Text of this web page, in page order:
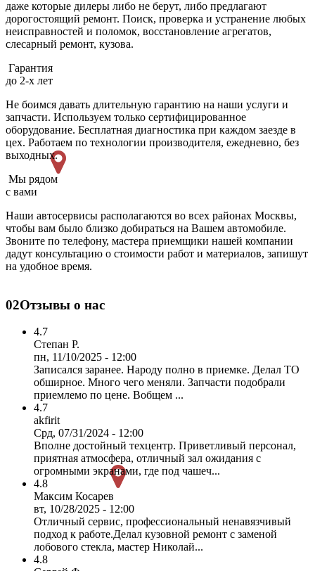
даже которые дилеры либо не берут, либо предлагают
дорогостоящий ремонт. Поиск, проверка и устранение любых
неисправностей и поломок, восстановление агрегатов,
слесарный ремонт, кузова.
Гарантия
до 2-х лет
Не боимся давать длительную гарантию на наши услуги и
запчасти. Используем только сертифицированное
оборудование. Бесплатная диагностика при каждом заезде в
цех. Работаем по технологии производителя, ежедневно, без
выходных.
Мы рядом
с вами
Наши автосервисы располагаются во всех районах Москвы,
чтобы вам было близко добираться на Вашем автомобиле.
Звоните по телефону, мастера приемщики нашей компании
дадут консультацию о стоимости работ и материалов, запишут
на удобное время.
02Отзывы о нас
4.7
Степан Р.
пн, 11/10/2025 - 12:00
Записался заранее. Народу полно в приемке. Делал ТО
обширное. Много чего меняли. Запчасти подобрали
приемлемо по цене. Вобщем ...
4.7
akfirit
Срд, 07/31/2024 - 12:00
Вполне достойный техцентр. Приветливый персонал,
приятная атмосфера, отличный зал ожидания с
огромными экранами, где под чашеч...
4.8
Максим Косарев
вт, 10/28/2025 - 12:00
Отличный сервис, профессиональный ненавязчивый
подход к работе.Делал кузовной ремонт с заменой
лобового стекла, мастер Николай...
4.8